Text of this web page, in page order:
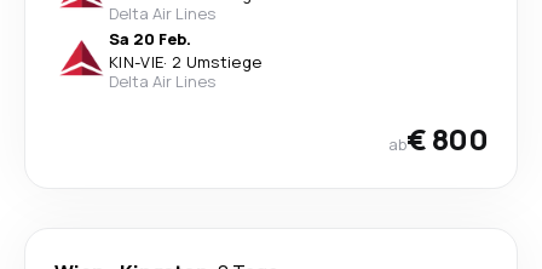
Delta Air Lines
Sa 20 Feb.
KIN-VIE· 2 Umstiege
Delta Air Lines
ab€ 800